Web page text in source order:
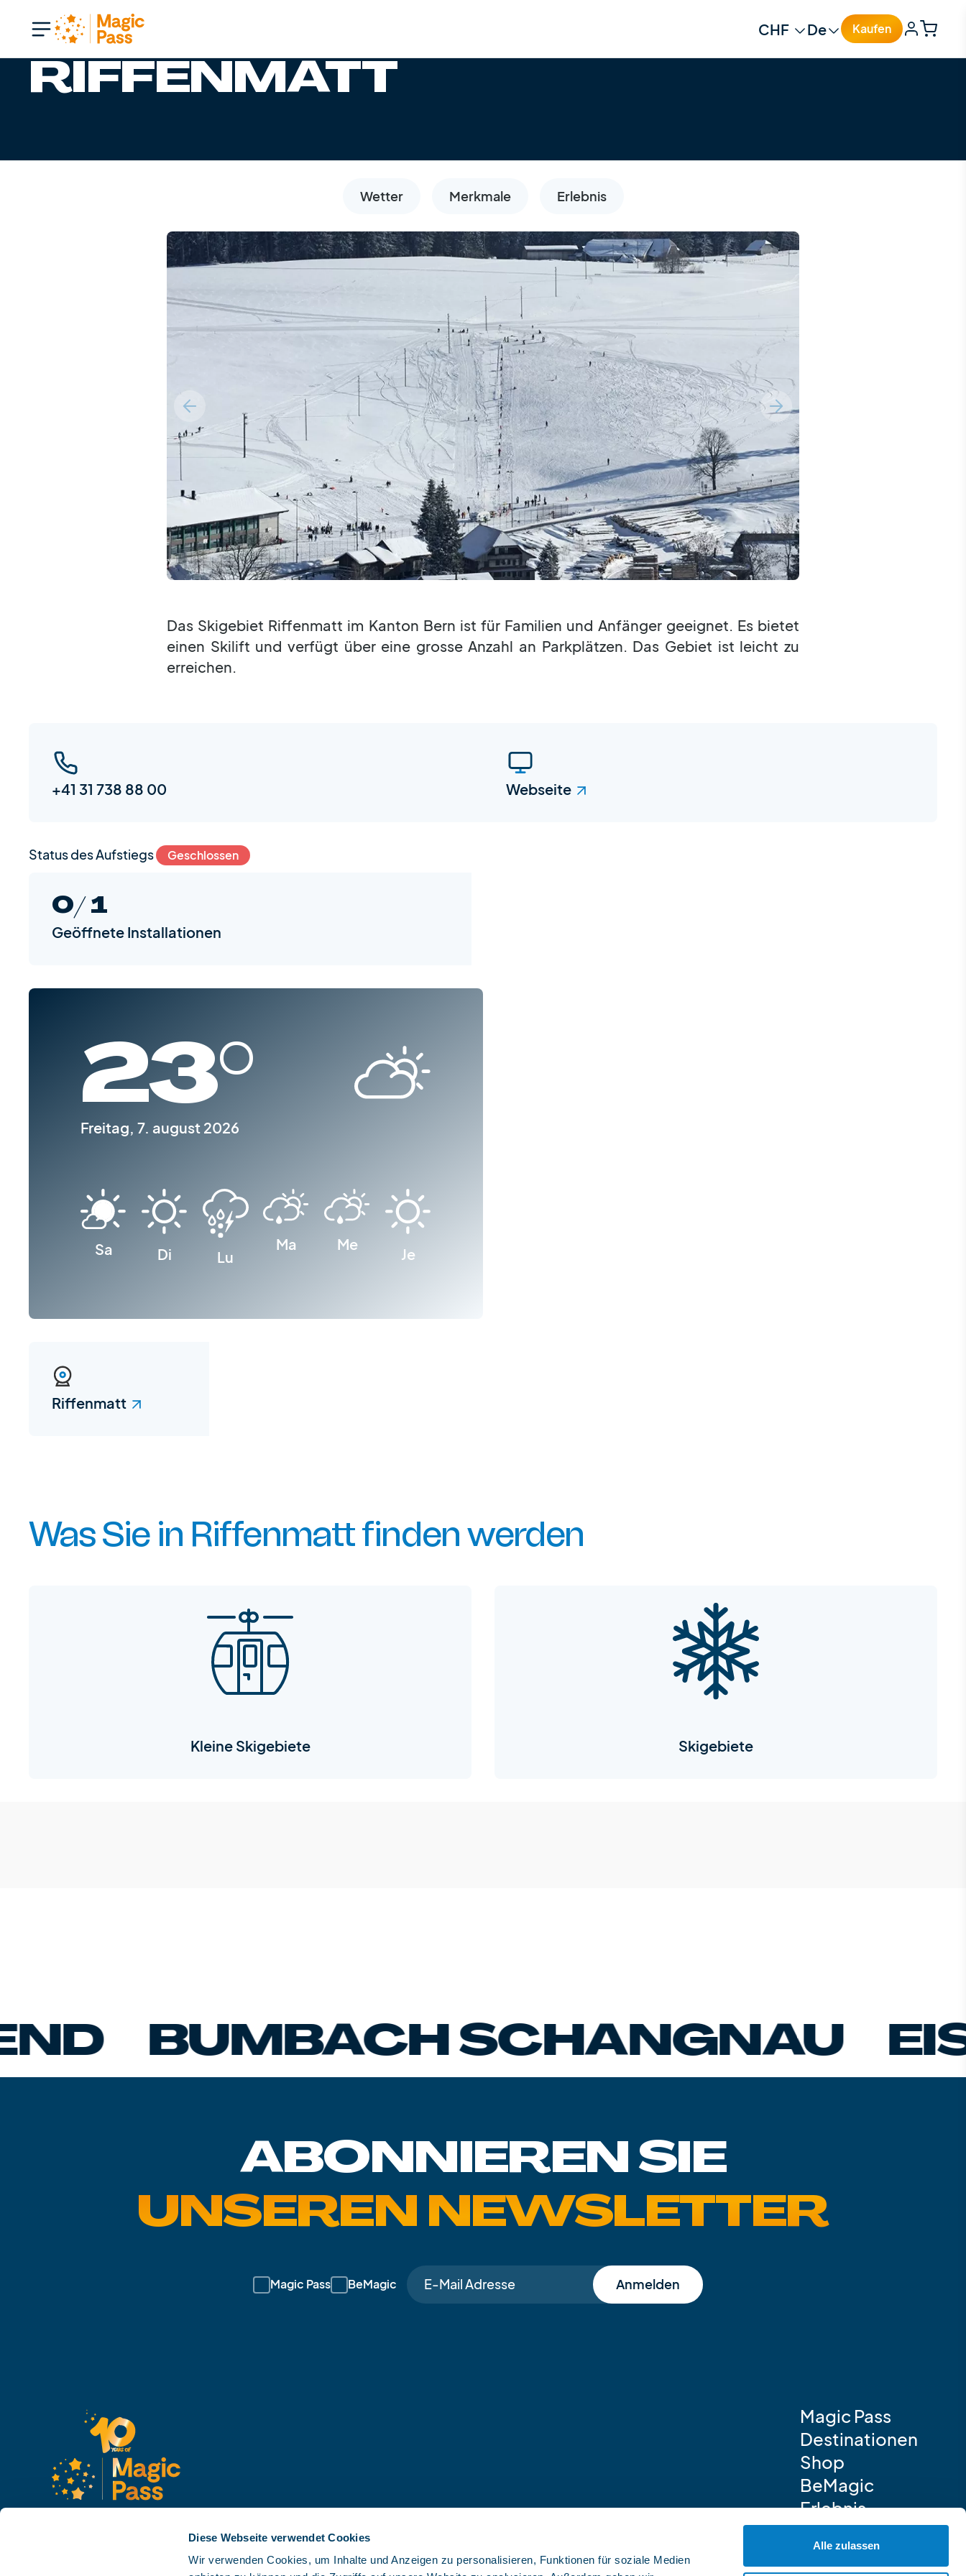
Diese Webseite verwendet Cookies
Wir verwenden Cookies, um Inhalte und Anzeigen zu personalisieren, Funktionen für soziale Medien
Alle zulassen
Change currencyChange language
Kaufen
Geschlossen
RIFFENMATT
Wetter Merkmale Erlebnis
Das Skigebiet Riffenmatt im Kanton Bern ist für Familien und Anfänger geeignet. Es bietet
einen Skilift und verfügt über eine grosse Anzahl an Parkplätzen. Das Gebiet ist leicht zu
erreichen.
+41 31 738 88 00 Webseite
Status des Aufstiegs Geschlossen
0/ 1
Geöffnete Installationen
23°
Freitag, 7. august 2026
Sa Di Lu
Ma Me
Je
Riffenmatt
Was Sie in Riffenmatt finden werden
Kleine Skigebiete Skigebiete
SCHANGNAU
ABONNIEREN SIE
UNSEREN NEWSLETTER
Magic Pass BeMagic Anmelden
Magic Pass
Destinationen
Shop
BeMagic
Erlebnis